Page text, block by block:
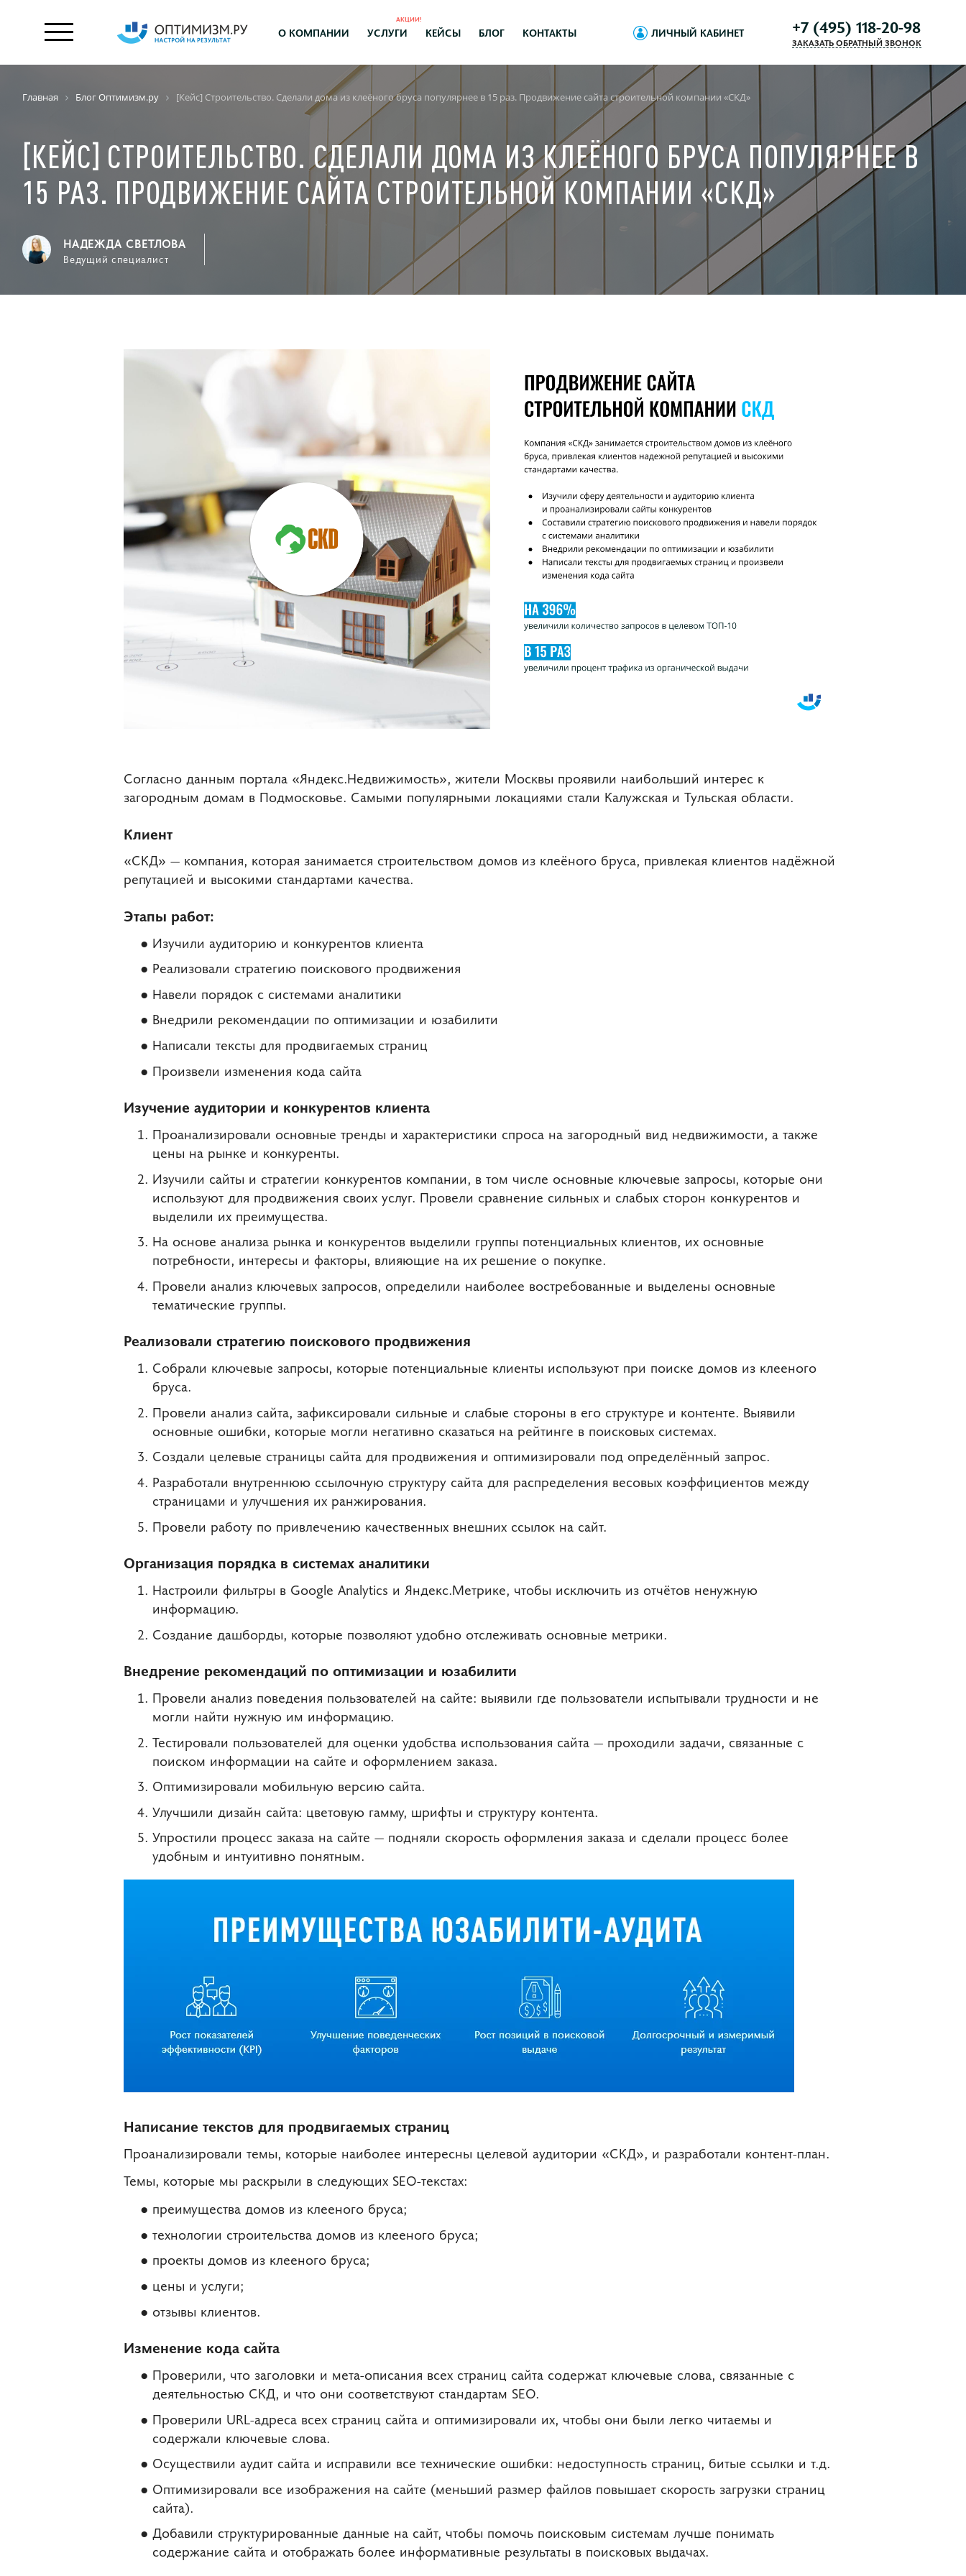
О КОМПАНИИ УСЛУГИ
АКЦИИ!
КЕЙСЫ БЛОГ КОНТАКТЫ ЛИЧНЫЙ КАБИНЕТ +7 (495) 118-20-98
ЗАКАЗАТЬ ОБРАТНЫЙ ЗВОНОК
Главная Блог Оптимизм.ру [Кейс] Строительство. Сделали дома из клеёного бруса популярнее в 15 раз. Продвижение сайта строительной компании «СКД»
[КЕЙС] СТРОИТЕЛЬСТВО. СДЕЛАЛИ ДОМА ИЗ КЛЕЁНОГО БРУСА ПОПУЛЯРНЕЕ В
15 РАЗ. ПРОДВИЖЕНИЕ САЙТА СТРОИТЕЛЬНОЙ КОМПАНИИ «СКД»
НАДЕЖДА СВЕТЛОВА
Ведущий специалист
Согласно данным портала «Яндекс.Недвижимость», жители Москвы проявили наибольший интерес к
загородным домам в Подмосковье. Самыми популярными локациями стали Калужская и Тульская области.
Клиент
«СКД» — компания, которая занимается строительством домов из клеёного бруса, привлекая клиентов надёжной
репутацией и высокими стандартами качества.
Этапы работ:
Изучили аудиторию и конкурентов клиента
Реализовали стратегию поискового продвижения
Навели порядок с системами аналитики
Внедрили рекомендации по оптимизации и юзабилити
Написали тексты для продвигаемых страниц
Произвели изменения кода сайта
Изучение аудитории и конкурентов клиента
Проанализировали основные тренды и характеристики спроса на загородный вид недвижимости, а также
цены на рынке и конкуренты.
Изучили сайты и стратегии конкурентов компании, в том числе основные ключевые запросы, которые они
используют для продвижения своих услуг. Провели сравнение сильных и слабых сторон конкурентов и
выделили их преимущества.
На основе анализа рынка и конкурентов выделили группы потенциальных клиентов, их основные
потребности, интересы и факторы, влияющие на их решение о покупке.
Провели анализ ключевых запросов, определили наиболее востребованные и выделены основные
тематические группы.
Реализовали стратегию поискового продвижения
Собрали ключевые запросы, которые потенциальные клиенты используют при поиске домов из клееного
бруса.
Провели анализ сайта, зафиксировали сильные и слабые стороны в его структуре и контенте. Выявили
основные ошибки, которые могли негативно сказаться на рейтинге в поисковых системах.
Создали целевые страницы сайта для продвижения и оптимизировали под определённый запрос.
Разработали внутреннюю ссылочную структуру сайта для распределения весовых коэффициентов между
страницами и улучшения их ранжирования.
Провели работу по привлечению качественных внешних ссылок на сайт.
Организация порядка в системах аналитики
Настроили фильтры в Google Analytics и Яндекс.Метрике, чтобы исключить из отчётов ненужную
информацию.
Создание дашборды, которые позволяют удобно отслеживать основные метрики.
Внедрение рекомендаций по оптимизации и юзабилити
Провели анализ поведения пользователей на сайте: выявили где пользователи испытывали трудности и не
могли найти нужную им информацию.
Тестировали пользователей для оценки удобства использования сайта — проходили задачи, связанные с
поиском информации на сайте и оформлением заказа.
Оптимизировали мобильную версию сайта.
Улучшили дизайн сайта: цветовую гамму, шрифты и структуру контента.
Упростили процесс заказа на сайте — подняли скорость оформления заказа и сделали процесс более
удобным и интуитивно понятным.
Написание текстов для продвигаемых страниц
Проанализировали темы, которые наиболее интересны целевой аудитории «СКД», и разработали контент-план.
Темы, которые мы раскрыли в следующих SEO-текстах:
преимущества домов из клееного бруса;
технологии строительства домов из клееного бруса;
проекты домов из клееного бруса;
цены и услуги;
отзывы клиентов.
Изменение кода сайта
Проверили, что заголовки и мета-описания всех страниц сайта содержат ключевые слова, связанные с
деятельностью СКД, и что они соответствуют стандартам SEO.
Проверили URL-адреса всех страниц сайта и оптимизировали их, чтобы они были легко читаемы и
содержали ключевые слова.
Осуществили аудит сайта и исправили все технические ошибки: недоступность страниц, битые ссылки и т.д.
Оптимизировали все изображения на сайте (меньший размер файлов повышает скорость загрузки страниц
сайта).
Добавили структурированные данные на сайт, чтобы помочь поисковым системам лучше понимать
содержание сайта и отображать более информативные результаты в поисковых выдачах.